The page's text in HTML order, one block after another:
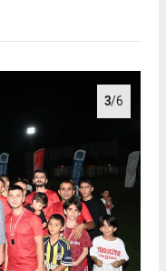
3/6